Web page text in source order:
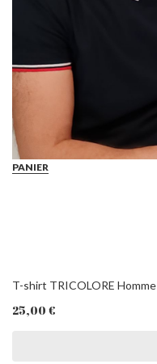
PANIER
T-shirt TRICOLORE Homme
25,00 €